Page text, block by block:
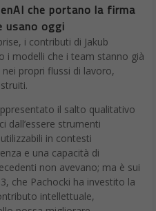
che portano la firma
usano oggi
i contributi di Jakub
i modelli che i team stanno già
propri flussi di lavoro,
il salto qualitativo
dall’essere strumenti
in contesti
e una capacità di
non avevano; ma è sui
che Pachocki ha investito la
intellettuale,